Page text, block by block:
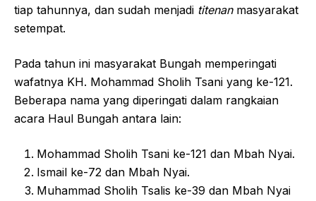
tiap tahunnya, dan sudah menjadi titenanmasyarakat
setempat.
Pada tahun ini masyarakat Bungah memperingati
wafatnya KH. Mohammad Sholih Tsani yang ke-121.
Beberapa nama yang diperingati dalam rangkaian
acara Haul Bungah antara lain:
Mohammad Sholih Tsani ke-121 dan Mbah Nyai.
Ismail ke-72 dan Mbah Nyai.
Muhammad Sholih Tsalis ke-39 dan Mbah Nyai